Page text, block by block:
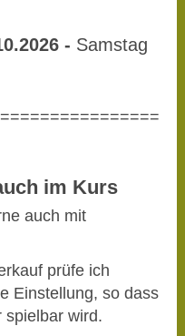
- Samstag
im Kurs
auch mit
prüfe ich
Einstellung, so dass
spielbar wird.